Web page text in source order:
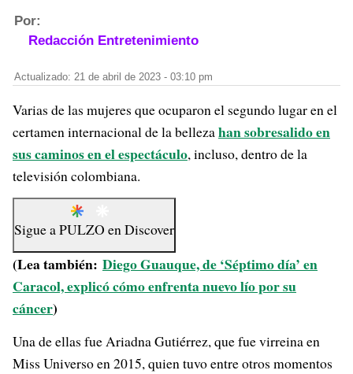
Por:
Redacción Entretenimiento
Actualizado: 21 de abril de 2023 - 03:10 pm
Varias de las mujeres que ocuparon el segundo lugar en el
certamen internacional de la bellezahan sobresalido en
sus caminos en el espectáculo, incluso, dentro de la
televisión colombiana.
Sigue aPULZO enDiscover
(Lea también: Diego Guauque, de ‘Séptimo día’ en
Caracol, explicó cómo enfrenta nuevo lío por su
cáncer)
Una de ellas fue Ariadna Gutiérrez, que fue virreina en
Miss Universo en 2015, quien tuvo entre otros momentos